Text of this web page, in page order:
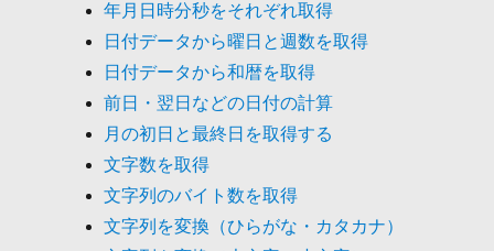
年月日時分秒をそれぞれ取得
日付データから曜日と週数を取得
日付データから和暦を取得
前日・翌日などの日付の計算
月の初日と最終日を取得する
文字数を取得
文字列のバイト数を取得
文字列を変換（ひらがな・カタカナ）